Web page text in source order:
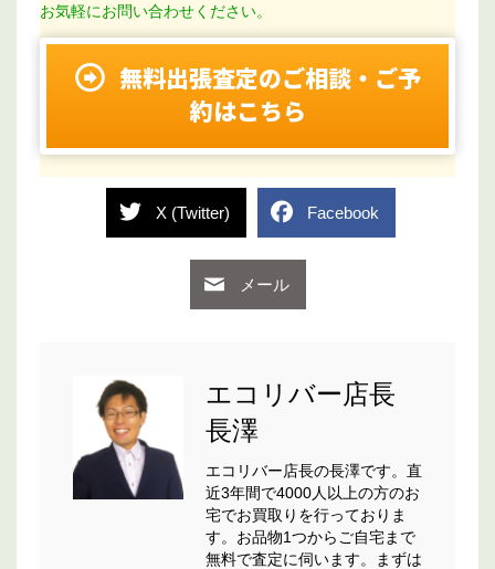
お気軽にお問い合わせください。
無料出張査定のご相談・ご予
約はこちら
X (Twitter) Facebook
メール
エコリバー店長
長澤
エコリバー店長の長澤です。直
近3年間で4000人以上の方のお
宅でお買取りを行っておりま
す。お品物1つからご自宅まで
無料で査定に伺います。まずは